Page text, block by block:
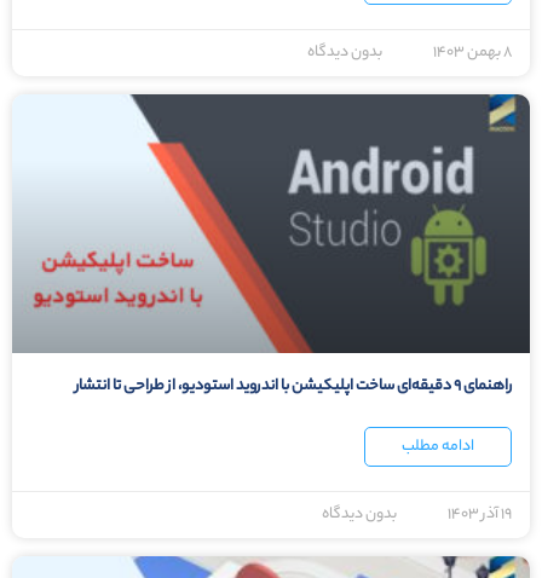
۸ بهمن ۱۴۰۳ بدون دیدگاه
راهنمای ۹ دقیقه‌ای ساخت اپلیکیشن با اندروید استودیو، از طراحی تا انتشار
ادامه مطلب
۱۹ آذر ۱۴۰۳ بدون دیدگاه